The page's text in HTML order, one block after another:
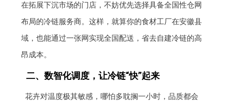
在拓展下沉市场的门店，不妨优先选择具备全国性仓网
布局的冷链服务商。这样，就算你的食材工厂在安徽县
域，也能通过一张网实现全国配送，省去自建冷链的高
昂成本。
二、数智化调度，让冷链“快”起来
花卉对温度极其敏感，哪怕多耽搁一小时，品质都会